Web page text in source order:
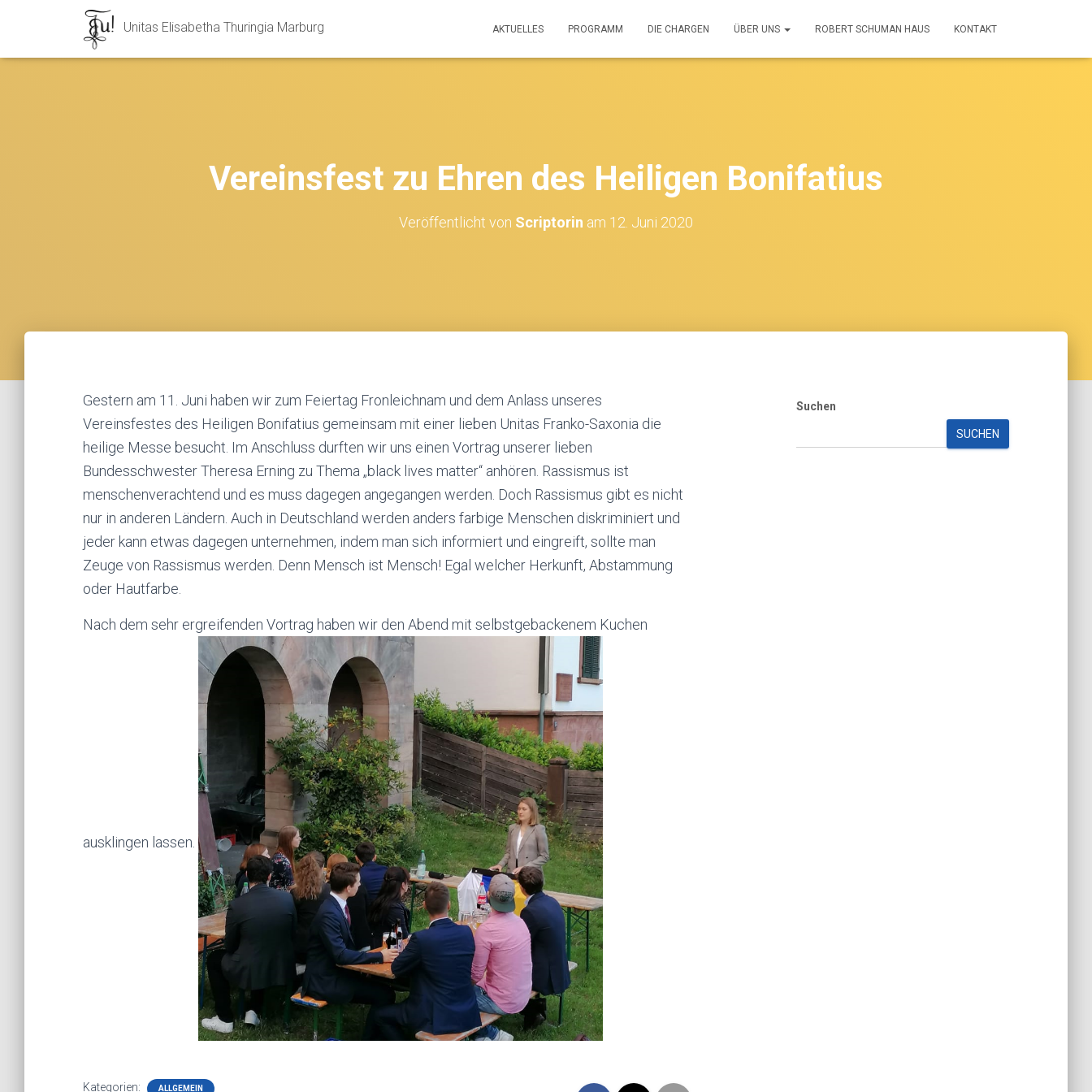
Unitas Elisabetha Thuringia Marburg AKTUELLES PROGRAMM DIE CHARGEN ÜBER UNS ROBERT SCHUMAN HAUS KONTAKT
Vereinsfest zu Ehren des Heiligen Bonifatius
Veröffentlicht von Scriptorin am 12. Juni 2020
Gestern am 11. Juni haben wir zum Feiertag Fronleichnam und dem Anlass unseres
Vereinsfestes des Heiligen Bonifatius gemeinsam mit einer lieben Unitas Franko-Saxonia die
heilige Messe besucht. Im Anschluss durften wir uns einen Vortrag unserer lieben
Bundesschwester Theresa Erning zu Thema „black lives matter“ anhören. Rassismus ist
menschenverachtend und es muss dagegen angegangen werden. Doch Rassismus gibt es nicht
nur in anderen Ländern. Auch in Deutschland werden anders farbige Menschen diskriminiert und
jeder kann etwas dagegen unternehmen, indem man sich informiert und eingreift, sollte man
Zeuge von Rassismus werden. Denn Mensch ist Mensch! Egal welcher Herkunft, Abstammung
oder Hautfarbe.
Nach dem sehr ergreifenden Vortrag haben wir den Abend mit selbstgebackenem Kuchen
ausklingen lassen.
Kategorien: ALLGEMEIN
Suchen
SUCHEN